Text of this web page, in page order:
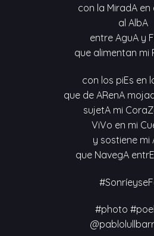
con la MiradA en
al AlbA
entre AguA y
que alimentan mi
con los piEs en
que de ARenA
sujetA mi
ViVo en mi
y sostiene mi
que NavegA
#photo